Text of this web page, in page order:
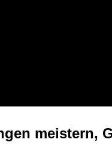
meistern,